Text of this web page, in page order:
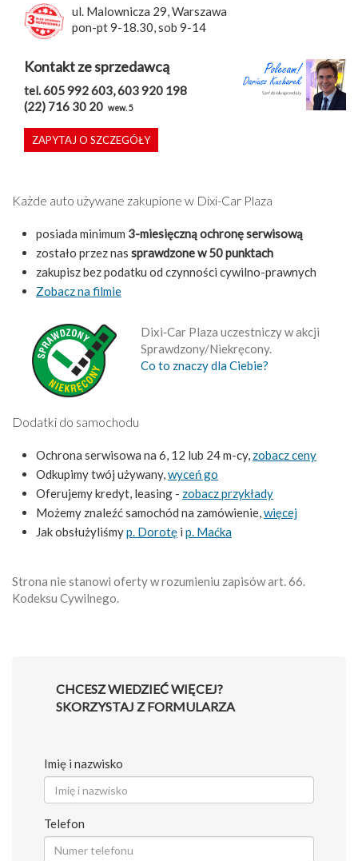
ul. Malownicza 29, Warszawa
pon-pt 9-18.30, sob 9-14
Kontakt ze sprzedawcą
tel. 605 992 603, 603 920 198
(22) 716 30 20 wew. 5
ZAPYTAJ O SZCZEGÓŁY
Każde auto używane zakupione w Dixi-Car Plaza
posiada minimum 3-miesięczną ochronę serwisową
zostało przez nas sprawdzone w 50 punktach
zakupisz bez podatku od czynności cywilno-prawnych
Zobacz na filmie
Dixi‑Car Plaza uczestniczy w akcji
Sprawdzony/Niekręcony.
Co to znaczy dla Ciebie?
Dodatki do samochodu
Ochrona serwisowa na 6, 12 lub 24 m-cy, zobacz ceny
Odkupimy twój używany,wyceń go
Oferujemy kredyt, leasing - zobacz przykłady
Możemy znaleźć samochód na zamówienie,więcej
Jak obsłużyliśmyp. Dorotę i p. Maćka
Strona nie stanowi oferty w rozumieniu zapisów art. 66.
Kodeksu Cywilnego.
CHCESZ WIEDZIEĆ WIĘCEJ?
SKORZYSTAJ Z FORMULARZA
Imię i nazwisko
Telefon